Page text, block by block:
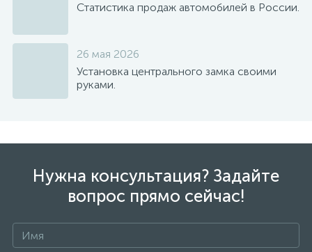
Статистика продаж автомобилей в России.
26 мая 2026
Установка центрального замка своими
руками.
Нужна консультация? Задайте
вопрос прямо сейчас!